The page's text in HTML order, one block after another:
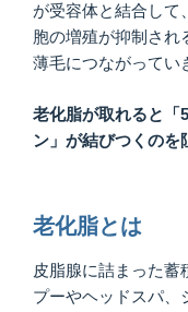
が受容体と結合して
胞の増殖が抑制され
薄毛につながってい
老化脂が取れると「
ン」が結びつくのを
老化脂とは
皮脂腺に詰まった蓄
プーやヘッドスパ、